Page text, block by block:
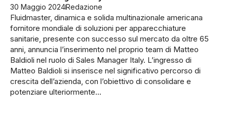
30 Maggio 2024Redazione
Fluidmaster, dinamica e solida multinazionale americana
fornitore mondiale di soluzioni per apparecchiature
sanitarie, presente con successo sul mercato da oltre 65
anni, annuncia l’inserimento nel proprio team di Matteo
Baldioli nel ruolo di Sales Manager Italy. L’ingresso di
Matteo Baldioli si inserisce nel significativo percorso di
crescita dell’azienda, con l’obiettivo di consolidare e
potenziare ulteriormente…